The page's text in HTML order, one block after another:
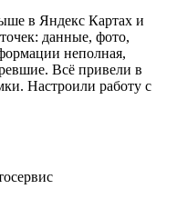
в Яндекс Картах и
данные, фото,
неполная,
Всё привели в
Настроили работу с